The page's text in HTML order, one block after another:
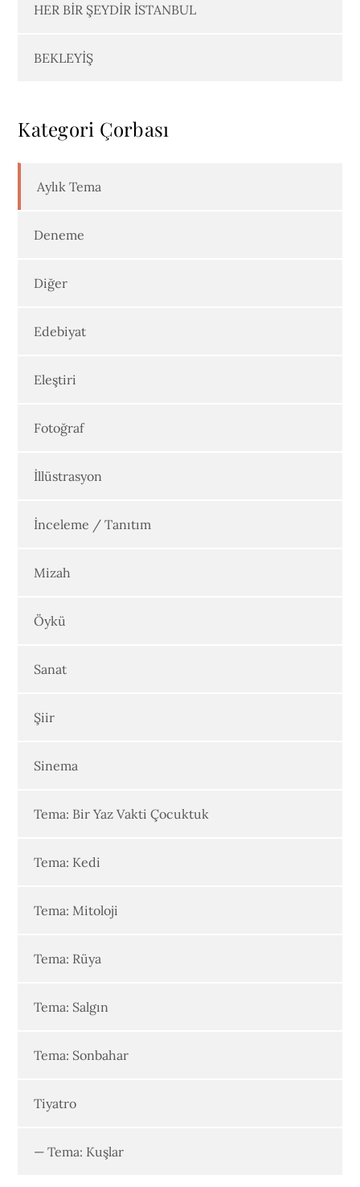
HER BİR ŞEYDİR İSTANBUL
BEKLEYİŞ
Kategori Çorbası
Aylık Tema
Deneme
Diğer
Edebiyat
Eleştiri
Fotoğraf
İllüstrasyon
İnceleme / Tanıtım
Mizah
Öykü
Sanat
Şiir
Sinema
Tema: Bir Yaz Vakti Çocuktuk
Tema: Kedi
Tema: Mitoloji
Tema: Rüya
Tema: Salgın
Tema: Sonbahar
Tiyatro
— Tema: Kuşlar